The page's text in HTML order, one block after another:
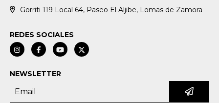
Gorriti 119 Local 64, Paseo El Aljibe, Lomas de Zamora
REDES SOCIALES
NEWSLETTER